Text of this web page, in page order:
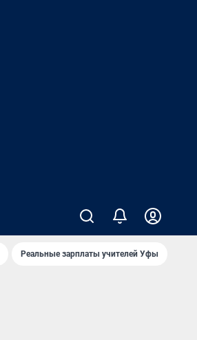
Реальные зарплаты учителей Уфы